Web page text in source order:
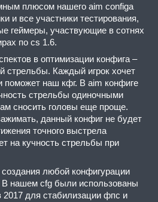
плюсом нашего aim configa
и все участники тестирования,
геймеры, участвующие в сотнях
по cs 1.6.
в оптимизации конфига –
стрельбы. Каждый игрок хочет
поможет наш кфг. В aim конфиге
стрельбы одиночными
сносить головы еще проще.
данный конфиг не будет
точного выстрела
на кучность стрельбы при
любой конфигурации
В нашем cfg были использованы
для стабилизации фпс и